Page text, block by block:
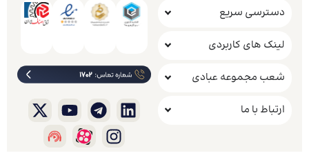
دسترسی سریع
لینک های کاربردی
شعب مجموعه عبادی
ارتباط با ما